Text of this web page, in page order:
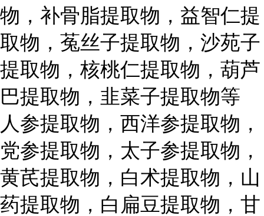
物，补骨脂提取物，益智仁提
取物，菟丝子提取物，沙苑子
提取物，核桃仁提取物，葫芦
巴提取物，韭菜子提取物等
人参提取物，西洋参提取物，
党参提取物，太子参提取物，
黄芪提取物，白术提取物，山
药提取物，白扁豆提取物，甘